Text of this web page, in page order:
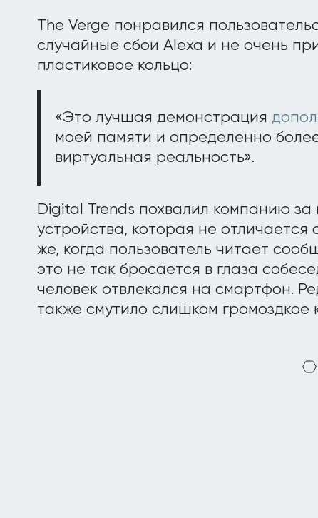
The Verge понравился
случайные сбои Alexa и не очень
пластиковое кольцо:
«Это лучшая демонстрация
моей памяти и определенно
виртуальная реальность».
Digital Trends похвалил компанию за
устройства, которая не отличается
же, когда пользователь читает
это не так бросается в глаза
человек отвлекался на смартфон.
также смутило слишком громоздкое